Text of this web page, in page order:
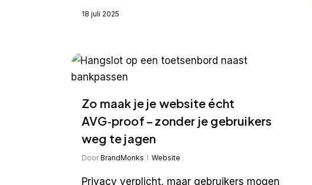
18 juli 2025
Zo maak je je website écht
AVG‑proof – zonder je gebruikers
weg te jagen
Door BrandMonks Website
Privacy verplicht, maar gebruikers mogen